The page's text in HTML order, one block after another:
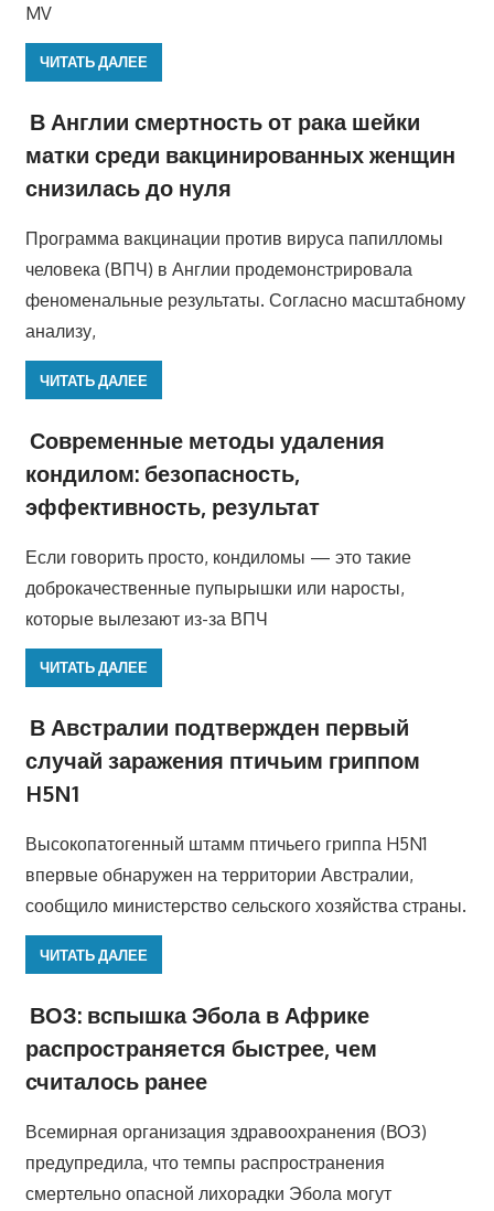
MV
ЧИТАТЬ ДАЛЕЕ
В Англии смертность от рака шейки
матки среди вакцинированных женщин
снизилась до нуля
Программа вакцинации против вируса папилломы
человека (ВПЧ) в Англии продемонстрировала
феноменальные результаты. Согласно масштабному
анализу,
ЧИТАТЬ ДАЛЕЕ
Современные методы удаления
кондилом: безопасность,
эффективность, результат
Если говорить просто, кондиломы — это такие
доброкачественные пупырышки или наросты,
которые вылезают из-за ВПЧ
ЧИТАТЬ ДАЛЕЕ
В Австралии подтвержден первый
случай заражения птичьим гриппом
H5N1
Высокопатогенный штамм птичьего гриппа H5N1
впервые обнаружен на территории Австралии,
сообщило министерство сельского хозяйства страны.
ЧИТАТЬ ДАЛЕЕ
ВОЗ: вспышка Эбола в Африке
распространяется быстрее, чем
считалось ранее
Всемирная организация здравоохранения (ВОЗ)
предупредила, что темпы распространения
смертельно опасной лихорадки Эбола могут